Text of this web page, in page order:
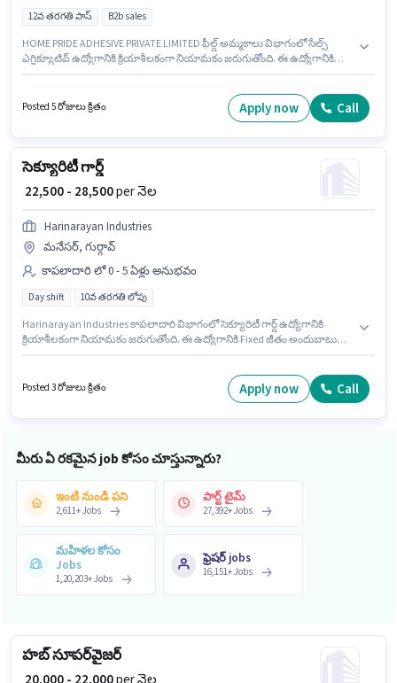
12వ తరగతి పాస్ B2b sales
HOME PRIDE ADHESIVE PRIVATE LIMITED ఫీల్డ్ అమ్మకాలు విభాగంలో సేల్స్
ఎగ్జిక్యూటివ్ ఉద్యోగానికి క్రియాశీలకంగా నియామకం జరుగుతోంది. ఈ ఉద్యోగానికి
ఉద్యోగానికి అభ్యర్థి వద్ద Lead Generation ఉండాలి. ఈ ఉద్యోగం మనేసర్, గుర్గావ్
లో ఉంది. అదనపు Insurance, PF లు ఉద్యోగ స్థాయి మరియు కంపెనీ పాలసీలపై
Posted 5 రోజులు క్రితం Apply now Call
సెక్యూరిటీ గార్డ్
₹ 22,500 - 28,500per నెల
Harinarayan Industries
మనేసర్, గుర్గావ్
కాపలాదారి లో 0 - 5 ఏళ్లు అనుభవం
Day shift 10వ తరగతి లోపు
Harinarayan Industries కాపలాదారి విభాగంలో సెక్యూరిటీ గార్డ్ ఉద్యోగానికి
క్రియాశీలకంగా నియామకం జరుగుతోంది. ఈ ఉద్యోగానికి Fixed జీతం అందుబాటులో
ప్రయోజనాలు Meal, Insurance, PF, Accomodation, Medical Benefits
ఉన్నాయి. ఈ ఖాళీ మనేసర్, గుర్గావ్ లో ఉంది. ఈ ఉద్యోగానికి 10వ తరగతి లోపు
Posted 3 రోజులు క్రితం Apply now Call
మీరు ఏ రకమైన job కోసం చూస్తున్నారు?
ఇంటి నుండి పని
2,611+Jobs
పార్ట్ టైమ్
27,392+Jobs
మహిళల కోసం
Jobs
1,20,203+Jobs
ఫ్రెషర్ jobs
16,151+Jobs
హబ్ సూపర్‌వైజర్